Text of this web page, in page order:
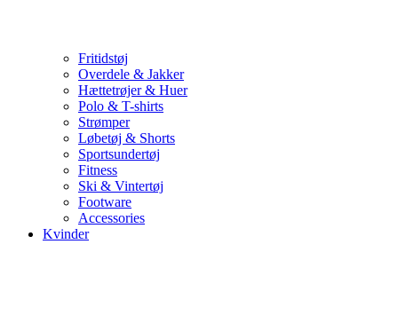
Fritidstøj
Overdele & Jakker
Hættetrøjer & Huer
Polo & T-shirts
Strømper
Løbetøj & Shorts
Sportsundertøj
Fitness
Ski & Vintertøj
Footware
Accessories
Kvinder